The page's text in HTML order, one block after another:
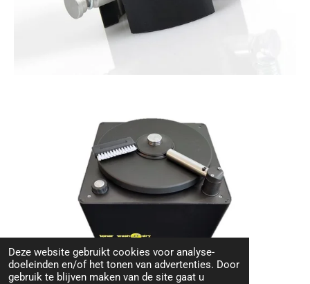
Deze website gebruikt cookies voor analyse-
doeleinden en/of het tonen van advertenties. Door
gebruik te blijven maken van de site gaat u